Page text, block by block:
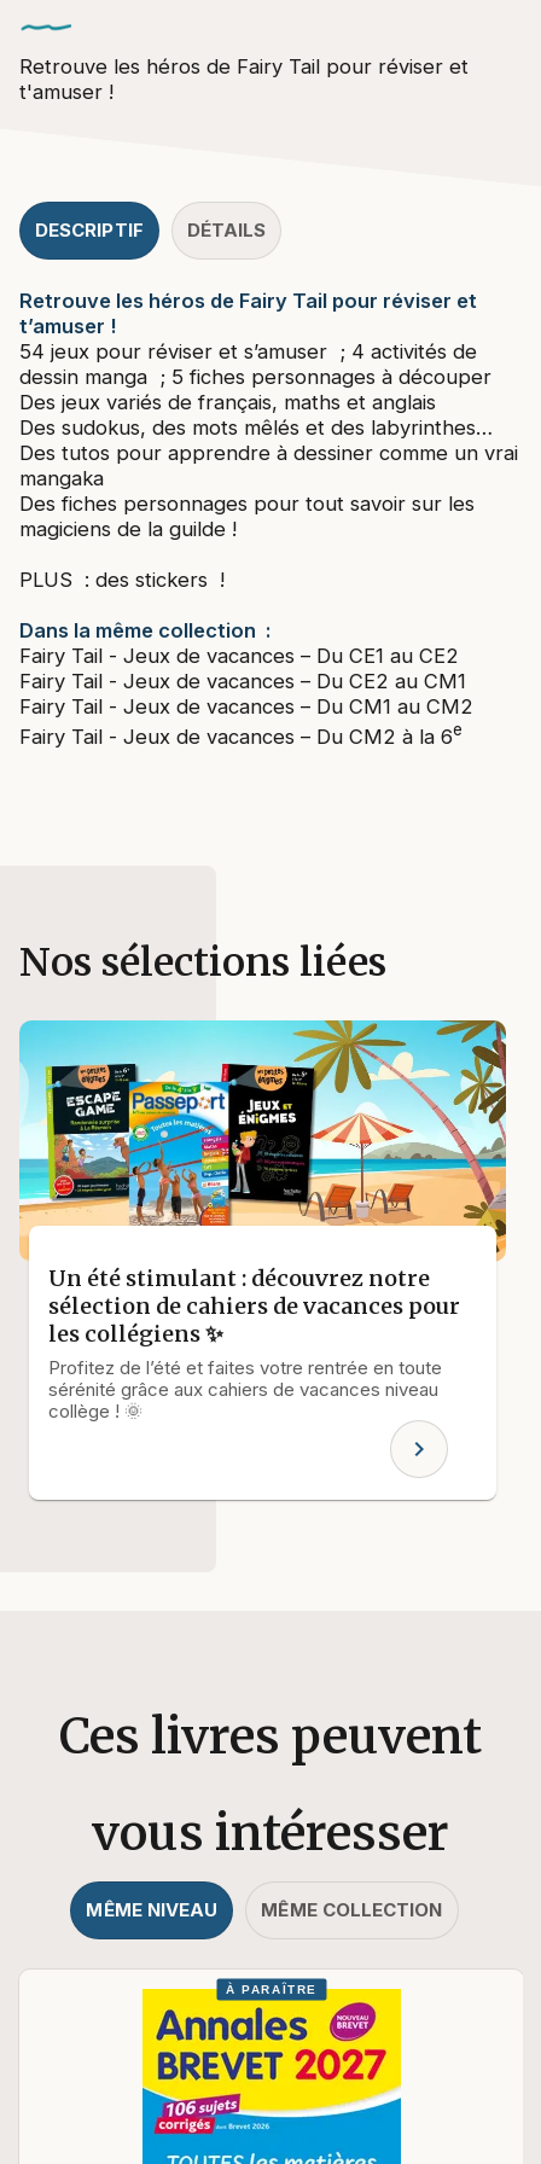
Retrouve les héros de Fairy Tail pour réviser et
t'amuser !
DESCRIPTIF DÉTAILS
Retrouve les héros de Fairy Tail pour réviser et
t’amuser !
54 jeux pour réviser et s’amuser ; 4 activités de
dessin manga ; 5 fiches personnages à découper
Des jeux variés de français, maths et anglais
Des sudokus, des mots mêlés et des labyrinthes…
Des tutos pour apprendre à dessiner comme un vrai
mangaka
Des fiches personnages pour tout savoir sur les
magiciens de la guilde !
PLUS : des stickers !
Dans la même collection :
Fairy Tail - Jeux de vacances – Du CE1 au CE2
Fairy Tail - Jeux de vacances – Du CE2 au CM1
Fairy Tail - Jeux de vacances – Du CM1 au CM2
Fairy Tail - Jeux de vacances – Du CM2 à la 6e
Nos sélections liées
Un été stimulant : découvrez notre
sélection de cahiers de vacances pour
les collégiens ✨
Profitez de l’été et faites votre rentrée en toute
sérénité grâce aux cahiers de vacances niveau
collège ! 🌞
chevron_right
Ces livres peuvent
vous intéresser
MÊME NIVEAU MÊME COLLECTION
À PARAÎTRE